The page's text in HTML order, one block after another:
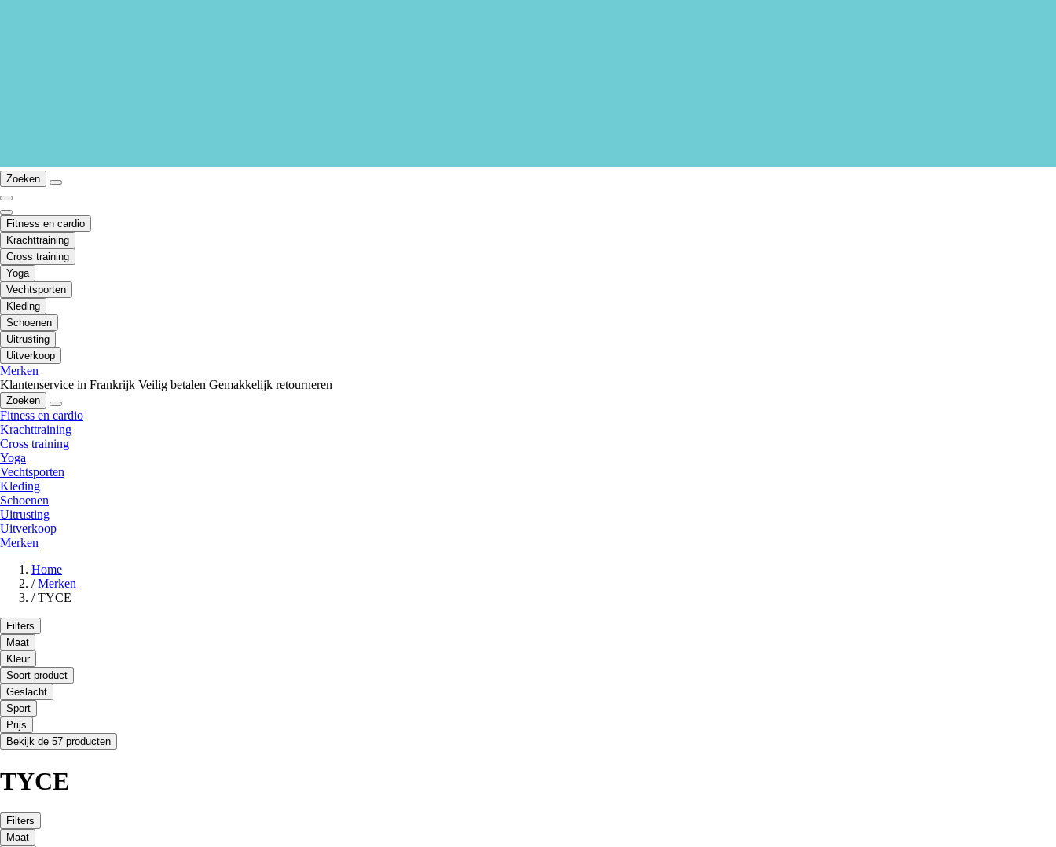
Zoeken
Fitness en cardio
Krachttraining
Cross training
Yoga
Vechtsporten
Kleding
Schoenen
Uitrusting
Uitverkoop
Merken
Klantenservice in Frankrijk Veilig betalen Gemakkelijk retourneren
Zoeken
Fitness en cardio
Krachttraining
Cross training
Yoga
Vechtsporten
Kleding
Schoenen
Uitrusting
Uitverkoop
Merken
Home
/ Merken
/ TYCE
Filters
Maat
Kleur
Soort product
Geslacht
Sport
Prijs
Bekijk de 57 producten
TYCE
Filters
Maat